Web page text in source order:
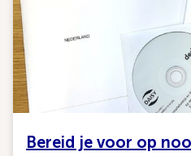
Bereid je voor op